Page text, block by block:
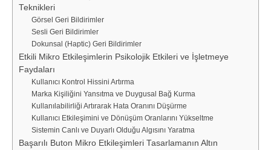
Teknikleri
Görsel Geri Bildirimler
Sesli Geri Bildirimler
Dokunsal (Haptic) Geri Bildirimler
Etkili Mikro Etkileşimlerin Psikolojik Etkileri ve İşletmeye
Faydaları
Kullanıcı Kontrol Hissini Artırma
Marka Kişiliğini Yansıtma ve Duygusal Bağ Kurma
Kullanılabilirliği Artırarak Hata Oranını Düşürme
Kullanıcı Etkileşimini ve Dönüşüm Oranlarını Yükseltme
Sistemin Canlı ve Duyarlı Olduğu Algısını Yaratma
Başarılı Buton Mikro Etkileşimleri Tasarlamanın Altın